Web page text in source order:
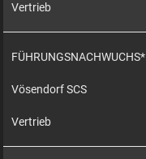
Vertrieb
FÜHRUNGSNACHWUCHS*
Vösendorf SCS
Vertrieb